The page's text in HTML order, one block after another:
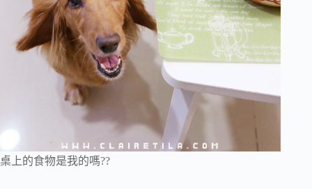
桌上的食物是我的嗎??